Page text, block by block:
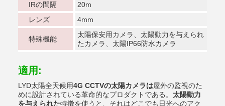
IRの間隔
20m
レンズ
4mm
特殊機能
太陽保安用カメラ、太陽動力を与えられ
たカメラ、太陽IP66防水カメラ
適用:
LYD太陽全天候用4G CCTVの太陽カメラは屋外の監視のた
めに設計されている革命的なプロダクトである。 太陽動力
を与えられた特徴を使うと、それはどこでも日光へのアク